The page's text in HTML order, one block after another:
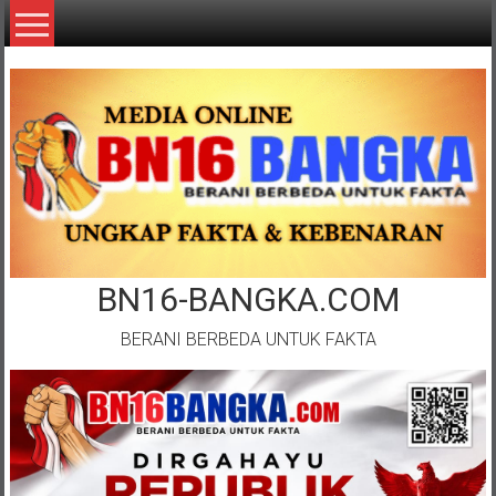
Lompat
ke
BN16-BANGKA.COM
BERANI BERBEDA UNTUK FAKTA